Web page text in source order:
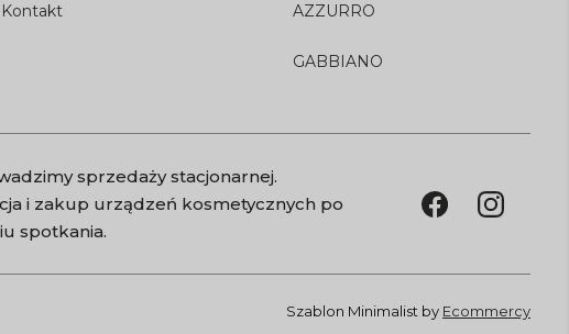
Kontakt AZZURRO
GABBIANO
sprzedaży stacjonarnej.
i zakup urządzeń kosmetycznych po
spotkania.
Szablon Minimalist by Ecommercy